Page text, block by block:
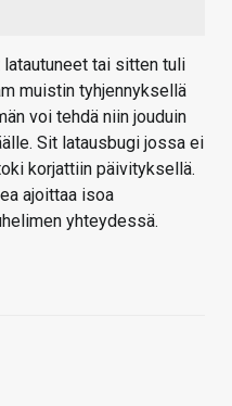
tai sitten tuli
muistin tyhjennyksellä
voi tehdä niin jouduin
Sit latausbugi jossa ei
korjattiin päivityksellä.
ajoittaa isoa
yhteydessä.